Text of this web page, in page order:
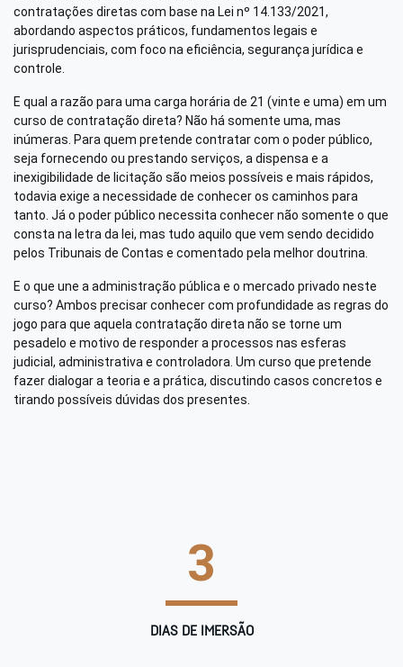
contratações diretas com base na Lei nº 14.133/2021,
abordando aspectos práticos, fundamentos legais e
jurisprudenciais, com foco na eficiência, segurança jurídica e
controle.
E qual a razão para uma carga horária de 21 (vinte e uma) em um
curso de contratação direta? Não há somente uma, mas
inúmeras. Para quem pretende contratar com o poder público,
seja fornecendo ou prestando serviços, a dispensa e a
inexigibilidade de licitação são meios possíveis e mais rápidos,
todavia exige a necessidade de conhecer os caminhos para
tanto. Já o poder público necessita conhecer não somente o que
consta na letra da lei, mas tudo aquilo que vem sendo decidido
pelos Tribunais de Contas e comentado pela melhor doutrina.
E o que une a administração pública e o mercado privado neste
curso? Ambos precisar conhecer com profundidade as regras do
jogo para que aquela contratação direta não se torne um
pesadelo e motivo de responder a processos nas esferas
judicial, administrativa e controladora. Um curso que pretende
fazer dialogar a teoria e a prática, discutindo casos concretos e
tirando possíveis dúvidas dos presentes.
3
DIAS DE IMERSÃO